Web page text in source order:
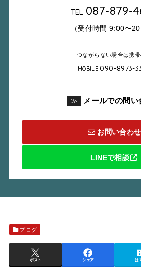
TEL 087-879-
（受付時間 9:00〜
つながらない場合は携帯
MOBILE090-8973-
≫ メールでの問い
お問い合わせ
LINEで相談
ブログ
ポスト シェア は